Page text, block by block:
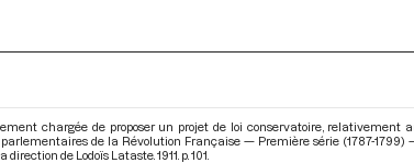
chargée de proposer un projet de loi conservatoire, relativement
de la Révolution Française — Première série (1787-1799)
direction de Lodoïs Lataste. 1911. p. 101.